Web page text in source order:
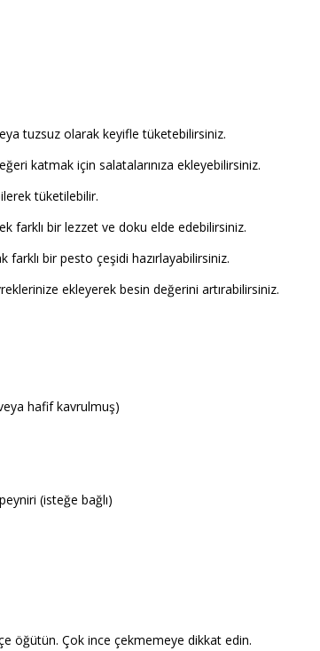
tuzsuz olarak keyifle tüketebilirsiniz.
katmak için salatalarınıza ekleyebilirsiniz.
tüketilebilir.
farklı bir lezzet ve doku elde edebilirsiniz.
farklı bir pesto çeşidi hazırlayabilirsiniz.
ekleyerek besin değerini artırabilirsiniz.
hafif kavrulmuş)
(isteğe bağlı)
öğütün. Çok ince çekmemeye dikkat edin.